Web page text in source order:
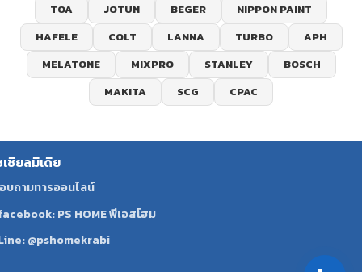
TOA JOTUN BEGER
NIPPON PAINT
HAFELE
COLT LANNA TURBO
APH
MELATONE
MIXPRO STANLEY
BOSCH
MAKITA
SCG CPAC
เชียลมีเดีย
บถามทารออนไลน์
PS HOME พีเอสโฮม
@pshomekrabi